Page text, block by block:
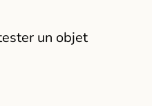
un objet